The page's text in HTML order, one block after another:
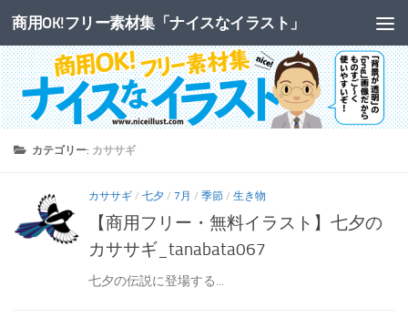
コンテンツへスキップ
商用OK!フリー素材集「ナイスなイラスト」
カテゴリー: カササギ
カササギ / 七夕 / 7月 / 季節 / 生き物
【商用フリー・無料イラスト】七夕の
カササギ_tanabata067
七夕の伝説に登場する...